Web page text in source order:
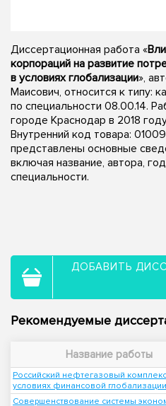
Диссертационная работа «
корпораций на развитие
в условиях глобализации»,
Маисович, относится к типу:
по специальности 08.00.14.
городе Краснодар в 2018
Внутренний код товара:
представлены основные
включая название, автора,
специальности.
ДОБАВИТЬ
Рекомендуемые
Название работы
Российский нефтегазовый
условиях финансовой глобализации
Совершенствование системы